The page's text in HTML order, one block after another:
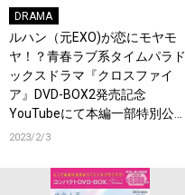
DRAMA
ルハン（元EXO)が恋にモヤモ
ヤ！？青春ラブ系タイムパラド
ックスドラマ『クロスファイ
ア』DVD-BOX2発売記念
YouTubeにて本編一部特別公開
決定！
2023/2/3